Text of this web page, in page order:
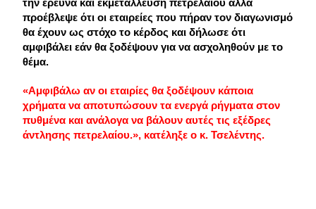
την έρευνα και εκμετάλλευση πετρελαίου αλλά
προέβλεψε ότι οι εταιρείες που πήραν τον διαγωνισμό
θα έχουν ως στόχο το κέρδος και δήλωσε ότι
αμφιβάλει εάν θα ξοδέψουν για να ασχοληθούν με το
θέμα.
«Αμφιβάλω αν οι εταιρίες θα ξοδέψουν κάποια
χρήματα να αποτυπώσουν τα ενεργά ρήγματα στον
πυθμένα και ανάλογα να βάλουν αυτές τις εξέδρες
άντλησης πετρελαίου.», κατέληξε ο κ. Τσελέντης.